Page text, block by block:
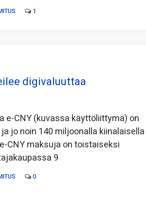
1
digivaluuttaa
e-CNY (kuvassa käyttöliittymä) on
jo noin 140 miljoonalla kiinalaisella
CNY maksuja on toistaiseksi
9
0